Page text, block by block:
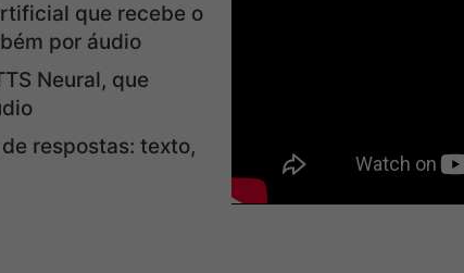
que recebe o
por áudio
Neural, que
respostas: texto,